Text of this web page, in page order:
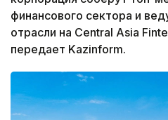
финансового сектора и
отрасли на Central Asia
передает Kazinform.